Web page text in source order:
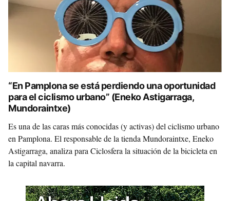
“En Pamplona se está perdiendo una oportunidad
para el ciclismo urbano” (Eneko Astigarraga,
Mundoraintxe)
Es una de las caras más conocidas (y activas) del ciclismo urbano
en Pamplona. El responsable de la tienda Mundoraintxe, Eneko
Astigarraga, analiza para Ciclosfera la situación de la bicicleta en
la capital navarra.